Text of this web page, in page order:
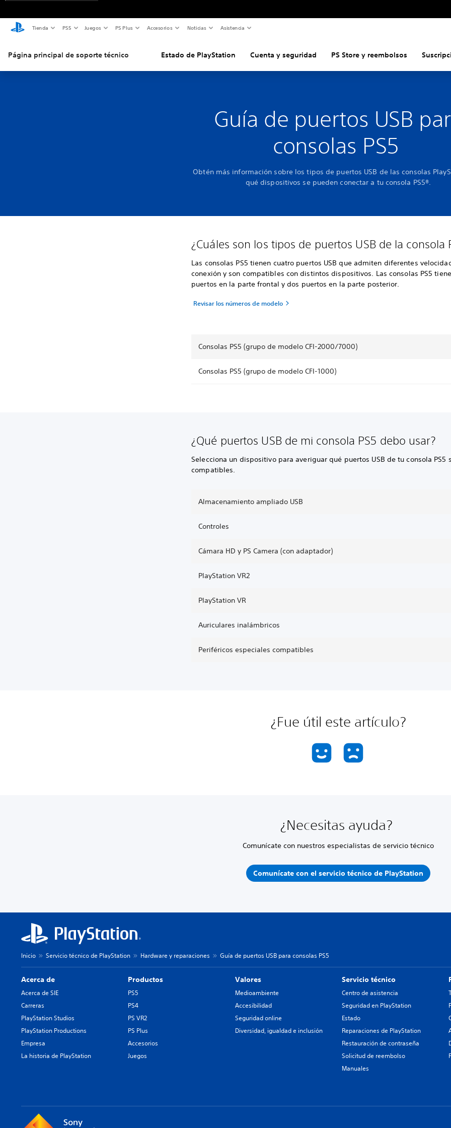
Tienda PS5 Juegos PS Plus Accesorios Noticias Asistencia
Página principal de soporte técnico Estado de PlayStation Cuenta y seguridad PS Store y reembolsos
Guía de puertos USB
consolas PS5
Obtén más información sobre los tipos de puertos USB de las consolas
qué dispositivos se pueden conectar a tu consola PS5®.
¿Cuáles son los tipos de puertos USB de la consola
Las consolas PS5 tienen cuatro puertos USB que admiten diferentes
conexión y son compatibles con distintos dispositivos. Las consolas PS5
puertos en la parte frontal y dos puertos en la parte posterior.
Revisar los números de modelo
Consolas PS5 (grupo de modelo CFI-2000/7000)
Consolas PS5 (grupo de modelo CFI-1000)
¿Qué puertos USB de mi consola PS5 debo usar?
Selecciona un dispositivo para averiguar qué puertos USB de tu consola PS5
compatibles.
Almacenamiento ampliado USB
Controles
Cámara HD y PS Camera (con adaptador)
PlayStation VR2
PlayStation VR
Auriculares inalámbricos
Periféricos especiales compatibles
¿Fue útil este artículo?
¿Necesitas ayuda?
Comunícate con nuestros especialistas de servicio técnico
Comunícate con el servicio técnico de PlayStation
Inicio Servicio técnico de PlayStation Hardware y reparaciones Guía de puertos USB para consolas PS5
Acerca de
Acerca de SIE
Carreras
PlayStation Studios
PlayStation Productions
Empresa
La historia de PlayStation
Productos
PS5
PS4
PS VR2
PS Plus
Accesorios
Juegos
Valores
Medioambiente
Accesibilidad
Seguridad online
Diversidad, igualdad e inclusión
Servicio técnico
Centro de asistencia
Seguridad en PlayStation
Estado
Reparaciones de PlayStation
Restauración de contraseña
Solicitud de reembolso
Manuales